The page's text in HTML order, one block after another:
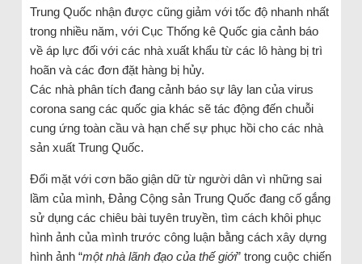
Trung Quốc nhận được cũng giảm với tốc độ nhanh nhất
trong nhiều năm, với Cục Thống kê Quốc gia cảnh báo
về áp lực đối với các nhà xuất khẩu từ các lô hàng bị trì
hoãn và các đơn đặt hàng bị hủy.
Các nhà phân tích đang cảnh báo sự lây lan của virus
corona sang các quốc gia khác sẽ tác động đến chuỗi
cung ứng toàn cầu và hạn chế sự phục hồi cho các nhà
sản xuất Trung Quốc.
Đối mặt với cơn bão giận dữ từ người dân vì những sai
lầm của mình, Đảng Cộng sản Trung Quốc đang cố gắng
sử dụng các chiêu bài tuyên truyền, tìm cách khôi phục
hình ảnh của mình trước công luận bằng cách xây dựng
hình ảnh “một nhà lãnh đạo của thế giới” trong cuộc chiến